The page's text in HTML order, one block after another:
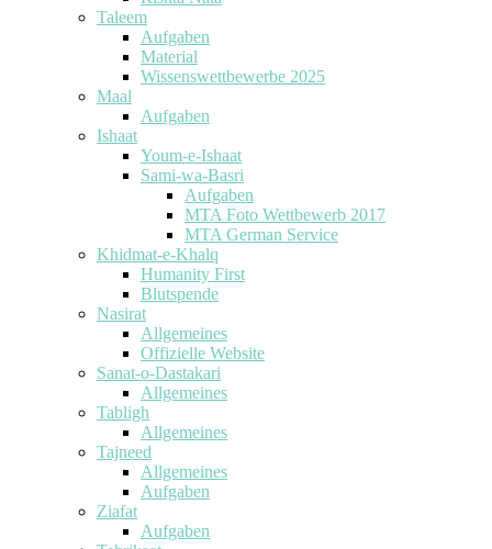
Taleem
Aufgaben
Material
Wissenswettbewerbe 2025
Maal
Aufgaben
Ishaat
Youm-e-Ishaat
Sami-wa-Basri
Aufgaben
MTA Foto Wettbewerb 2017
MTA German Service
Khidmat-e-Khalq
Humanity First
Blutspende
Nasirat
Allgemeines
Offizielle Website
Sanat-o-Dastakari
Allgemeines
Tabligh
Allgemeines
Tajneed
Allgemeines
Aufgaben
Ziafat
Aufgaben